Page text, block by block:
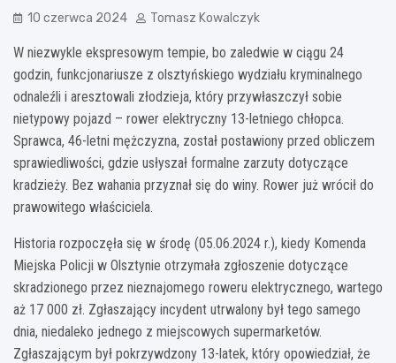
10 czerwca 2024 Tomasz Kowalczyk
W niezwykle ekspresowym tempie, bo zaledwie w ciągu 24
godzin, funkcjonariusze z olsztyńskiego wydziału kryminalnego
odnaleźli i aresztowali złodzieja, który przywłaszczył sobie
nietypowy pojazd – rower elektryczny 13-letniego chłopca.
Sprawca, 46-letni mężczyzna, został postawiony przed obliczem
sprawiedliwości, gdzie usłyszał formalne zarzuty dotyczące
kradzieży. Bez wahania przyznał się do winy. Rower już wrócił do
prawowitego właściciela.
Historia rozpoczęła się w środę (05.06.2024 r.), kiedy Komenda
Miejska Policji w Olsztynie otrzymała zgłoszenie dotyczące
skradzionego przez nieznajomego roweru elektrycznego, wartego
aż 17 000 zł. Zgłaszający incydent utrwalony był tego samego
dnia, niedaleko jednego z miejscowych supermarketów.
Zgłaszającym był pokrzywdzony 13-latek, który opowiedział, że